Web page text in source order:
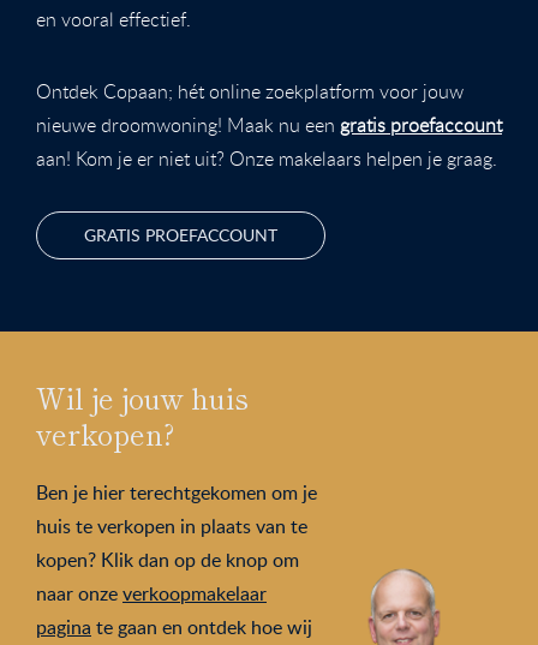
en vooral effectief.
Ontdek Copaan; hét online zoekplatform voor jouw
nieuwe droomwoning! Maak nu een gratis proefaccount
aan! Kom je er niet uit? Onze makelaars helpen je graag.
GRATIS PROEFACCOUNT
Wil je jouw huis
verkopen?
Ben je hier terechtgekomen om je
huis te verkopen in plaats van te
kopen? Klik dan op de knop om
naar onzeverkoopmakelaar
pagina te gaan en ontdek hoe wij